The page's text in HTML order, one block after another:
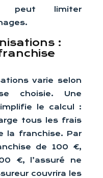
peut limiter
:
varie selon
choisie. Une
le calcul :
tous les frais
la franchise. Par
de 100 €,
€, l’assuré ne
couvrira les